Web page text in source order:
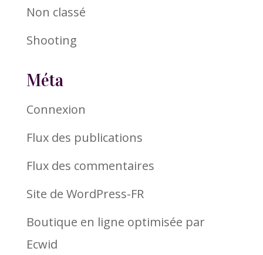
Non classé
Shooting
Méta
Connexion
Flux des publications
Flux des commentaires
Site de WordPress-FR
Boutique en ligne optimisée par
Ecwid